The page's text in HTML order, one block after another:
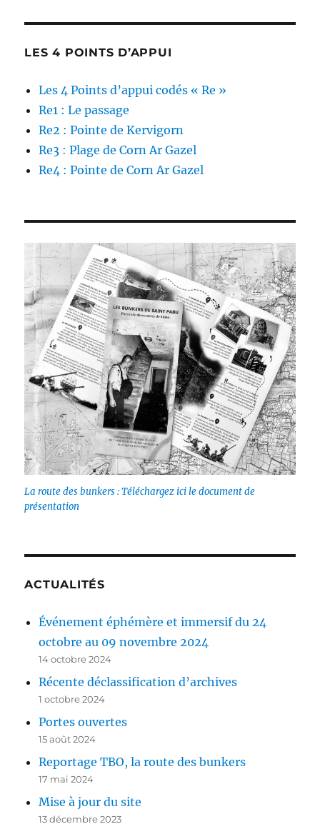
LES 4 POINTS D’APPUI
Les 4 Points d’appui codés « Re »
Re1 : Le passage
Re2 : Pointe de Kervigorn
Re3 : Plage de Corn Ar Gazel
Re4 : Pointe de Corn Ar Gazel
La route des bunkers : Téléchargez ici le document de
présentation
ACTUALITÉS
Événement éphémère et immersif du 24
octobre au 09 novembre 2024
14 octobre 2024
Récente déclassification d’archives
1 octobre 2024
Portes ouvertes
15 août 2024
Reportage TBO, la route des bunkers
17 mai 2024
Mise à jour du site
13 décembre 2023